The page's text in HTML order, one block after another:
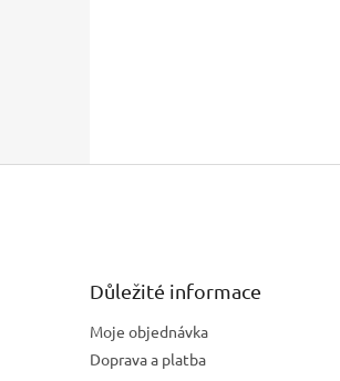
Důležité informace
Moje objednávka
Doprava a platba